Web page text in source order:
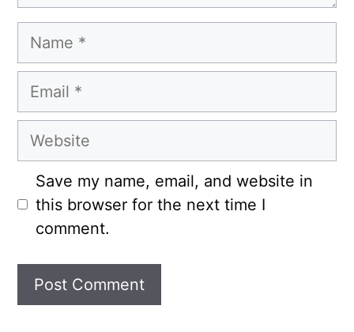
Name
Email
Website
Save my name, email, and website in
this browser for the next time I
comment.